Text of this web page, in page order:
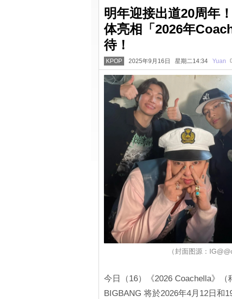
明年迎接出道20周年
体亮相「2026年
待！
KPOP 2025年9月16日 星期二14:34 Yuan
（封面图源：
今日（16）《2026 Coachella》
BIGBANG 将於2026年4月12日和